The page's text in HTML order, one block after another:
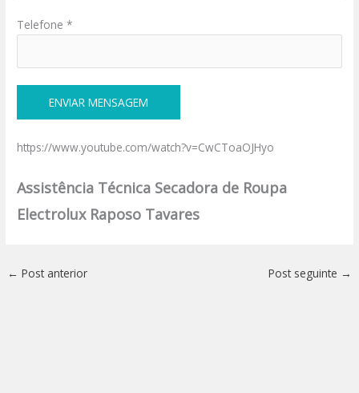
Telefone *
https://www.youtube.com/watch?v=CwCToaOJHyo
Assistência Técnica Secadora de Roupa
Electrolux Raposo Tavares
← Post anterior Post seguinte →